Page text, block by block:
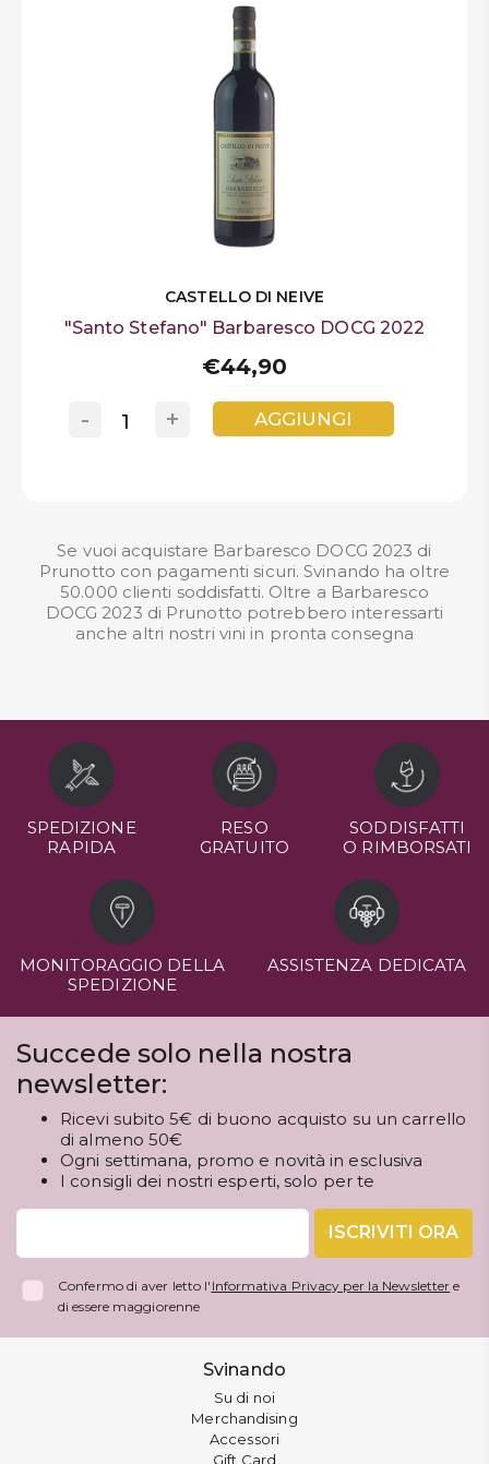
CASTELLO DI NEIVE
"Santo Stefano" Barbaresco DOCG 2022
€44,90
+
- AGGIUNGI
Se vuoi acquistare Barbaresco DOCG 2023 di
Prunotto con pagamenti sicuri. Svinando ha oltre
50.000 clienti soddisfatti. Oltre a Barbaresco
DOCG 2023 di Prunotto potrebbero interessarti
anche altri nostri vini in pronta consegna
SPEDIZIONE
RAPIDA
RESO
GRATUITO
SODDISFATTI
O RIMBORSATI
MONITORAGGIO DELLA
SPEDIZIONE
ASSISTENZA DEDICATA
Succede solo nella nostra
newsletter:
Ricevi subito 5€ di buono acquisto su un carrello
di almeno 50€
Ogni settimana, promo e novità in esclusiva
I consigli dei nostri esperti, solo per te
ISCRIVITI ORA
Confermo di aver letto l' Informativa Privacy per la Newsletter e
di essere maggiorenne
Svinando
Su di noi
Merchandising
Accessori
Gift Card